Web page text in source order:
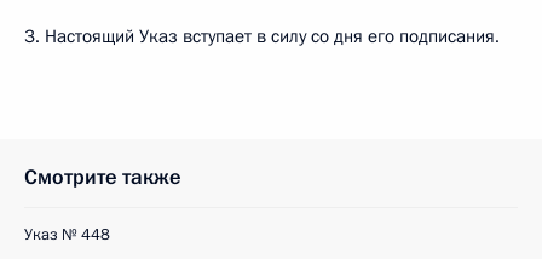
3. Настоящий Указ вступает в силу со дня его подписания.
Смотрите также
Указ № 448